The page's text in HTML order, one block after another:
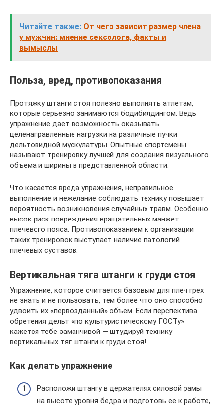
Читайте также: От чего зависит размер члена
у мужчин: мнение сексолога, факты и
вымыслы
Польза, вред, противопоказания
Протяжку штанги стоя полезно выполнять атлетам,
которые серьезно занимаются бодибилдингом. Ведь
упражнение дает возможность оказывать
целенаправленные нагрузки на различные пучки
дельтовидной мускулатуры. Опытные спортсмены
называют тренировку лучшей для создания визуального
объема и ширины в представленной области.
Что касается вреда упражнения, неправильное
выполнение и нежелание соблюдать технику повышает
вероятность возникновения случайных травм. Особенно
высок риск повреждения вращательных манжет
плечевого пояса. Противопоказанием к организации
таких тренировок выступает наличие патологий
плечевых суставов.
Вертикальная тяга штанги к груди стоя
Упражнение, которое считается базовым для плеч грех
не знать и не пользовать, тем более что оно способно
удвоить их «первозданный» объем. Если перспектива
обретения дельт «по культуристическому ГОСТу»
кажется тебе заманчивой — штудируй технику
вертикальных тяг штанги к груди стоя!
Как делать упражнение
Расположи штангу в держателях силовой рамы
на высоте уровня бедра и подготовь ее к работе,